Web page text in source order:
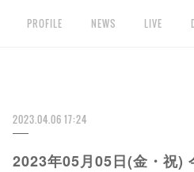
PROFILE NEWS LIVE
2023.04.06 17:24
2023年05月05日(金・祝)